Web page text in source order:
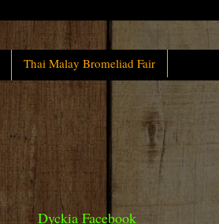
Thai Malay Bromeliad Fair
Dyckia Facebook